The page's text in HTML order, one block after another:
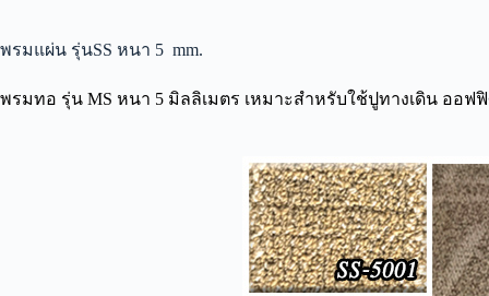
พรมแผ่น รุ่นSS หนา 5 mm.
พรมทอ รุ่น MS หนา 5 มิลลิเมตร เหมาะสำหรับใช้ปูทางเดิน ออฟ